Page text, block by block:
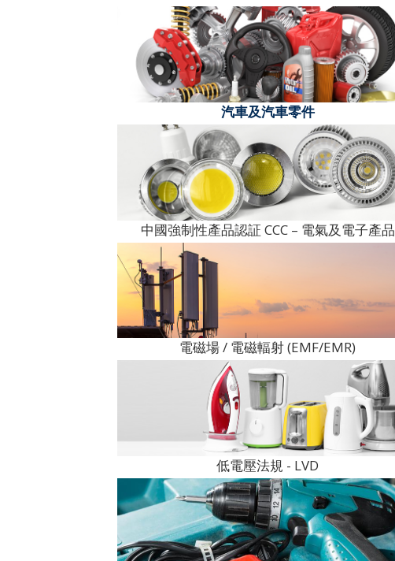
汽車及汽車零件
中國強制性產品認証 CCC – 電氣及電子產品
電磁場 / 電磁輻射 (EMF/EMR)
低電壓法規 - LVD